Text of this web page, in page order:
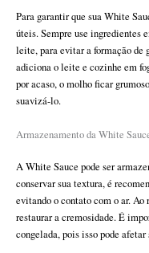
Para garantir que sua White
úteis. Sempre use ingredientes
leite, para evitar a formação de
adiciona o leite e cozinhe em
por acaso, o molho ficar
suavizá-lo.
Armazenamento da White
A White Sauce pode ser
conservar sua textura, é
evitando o contato com o ar.
restaurar a cremosidade. É
congelada, pois isso pode